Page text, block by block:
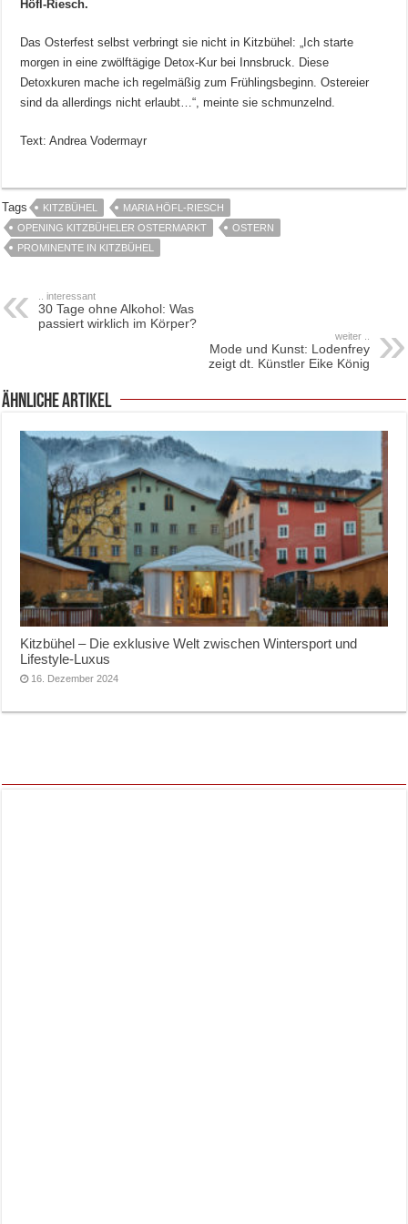
Höfl-Riesch.
Das Osterfest selbst verbringt sie nicht in Kitzbühel: „Ich starte
morgen in eine zwölftägige Detox-Kur bei Innsbruck. Diese
Detoxkuren mache ich regelmäßig zum Frühlingsbeginn. Ostereier
sind da allerdings nicht erlaubt…“, meinte sie schmunzelnd.
Text: Andrea Vodermayr
Tags KITZBÜHEL
MARIA HÖFL-RIESCH
OPENING KITZBÜHELER OSTERMARKT
OSTERN
PROMINENTE IN KITZBÜHEL
.. interessant
30 Tage ohne Alkohol: Was
passiert wirklich im Körper?
weiter ..
Mode und Kunst: Lodenfrey
zeigt dt. Künstler Eike König
ähnliche Artikel
Kitzbühel – Die exklusive Welt zwischen Wintersport und
Lifestyle-Luxus
16. Dezember 2024